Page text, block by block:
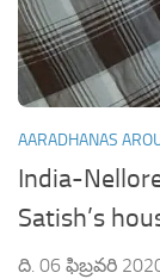
AARADHANAS
India-
Satish’s
ది. 06 ఫిబ్రవరి